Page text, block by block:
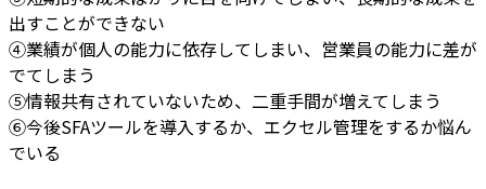
出すことができない
④業績が個人の能力に依存してしまい、営業員の能力に差が
でてしまう
⑤情報共有されていないため、二重手間が増えてしまう
⑥今後SFAツールを導入するか、エクセル管理をするか悩ん
でいる